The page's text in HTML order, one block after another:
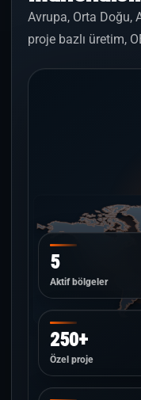
Avrupa, Orta Doğu,
proje bazlı üretim,
5
Aktif bölgeler
250+
Özel proje